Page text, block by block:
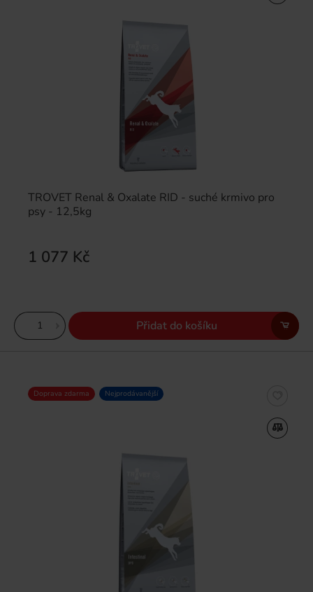
TROVET Renal & Oxalate RID - suché krmivo pro
psy - 12,5kg
1 077 Kč
Přidat do košíku
Doprava zdarma Nejprodávanější